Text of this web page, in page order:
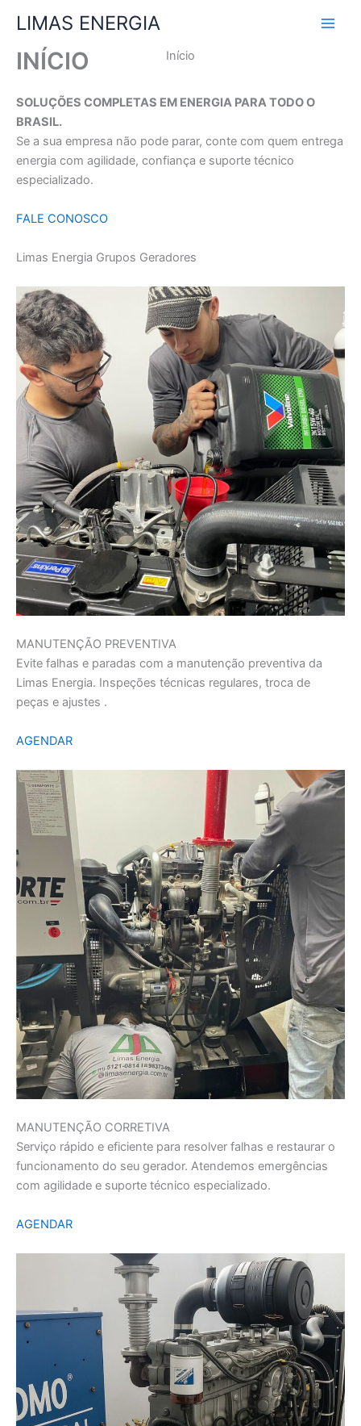
para
conteúdo
LIMAS ENERGIA
Início
INÍCIO
SOLUÇÕES COMPLETAS EM ENERGIA PARA TODO O
BRASIL.
Se a sua empresa não pode parar, conte com quem entrega
energia com agilidade, confiança e suporte técnico
especializado.
FALE CONOSCO
Limas Energia Grupos Geradores
MANUTENÇÃO PREVENTIVA
Evite falhas e paradas com a manutenção preventiva da
Limas Energia. Inspeções técnicas regulares, troca de
peças e ajustes .
AGENDAR
MANUTENÇÃO CORRETIVA
Serviço rápido e eficiente para resolver falhas e restaurar o
funcionamento do seu gerador. Atendemos emergências
com agilidade e suporte técnico especializado.
AGENDAR